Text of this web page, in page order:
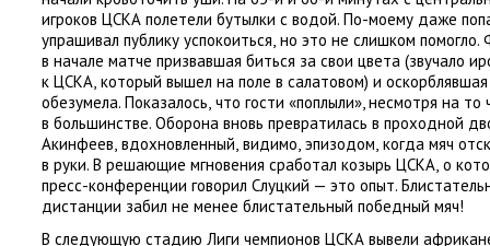
игроков ЦСКА полетели бутылки с водой. По-моему даже
упрашивал публику успокоиться, но это не слишком помогло.
в начале матче призвавшая биться за свои цвета (звучало
к ЦСКА, который вышел на поле в салатовом) и
обезумела. Показалось, что гости «поплыли», несмотря на то
в большинстве. Оборона вновь превратилась в проходной
Акинфеев, вдохновленный, видимо, эпизодом, когда мяч
в руки. В решающие мгновения сработал козырь ЦСКА, о
пресс-конференции говорил Слуцкий — это опыт.
дистанции забил не менее блистательный победный мяч!
В следующую стадию Лиги чемпионов ЦСКА вывели